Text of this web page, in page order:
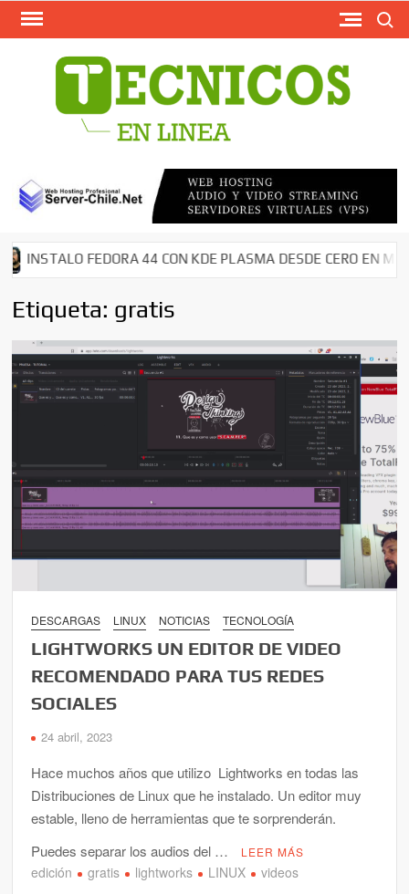
Saltar
en
FEDORA 44 CON KDE PLASMA DESDE CERO EN MI
Etiqueta: gratis
DESCARGAS LINUX NOTICIAS TECNOLOGÍA
LIGHTWORKS UN EDITOR DE VIDEO
RECOMENDADO PARA TUS REDES
SOCIALES
24 abril, 2023
Hace muchos años que utilizo Lightworks en todas las
Distribuciones de Linux que he instalado. Un editor muy
estable, lleno de herramientas que te sorprenderán.
Puedes separar los audios del …
LEER MÁS
edición gratis lightworks LINUX videos